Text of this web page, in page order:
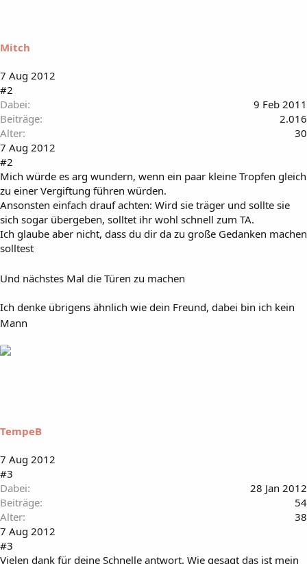
Mitch
7 Aug 2012
#2
Dabei
9 Feb 2011
Beiträge
2.016
Alter
30
7 Aug 2012
#2
Mich würde es arg wundern, wenn ein paar kleine Tropfen gleich
zu einer Vergiftung führen würden.
Ansonsten einfach drauf achten: Wird sie träger und sollte sie
sich sogar übergeben, solltet ihr wohl schnell zum TA.
Ich glaube aber nicht, dass du dir da zu große Gedanken machen
solltest
Und nächstes Mal die Türen zu machen
Ich denke übrigens ähnlich wie dein Freund, dabei bin ich kein
Mann
TempeB
7 Aug 2012
#3
Dabei
28 Jan 2012
Beiträge
54
Alter
38
7 Aug 2012
#3
Vielen dank für deine Schnelle antwort. Wie gesagt das ist mein